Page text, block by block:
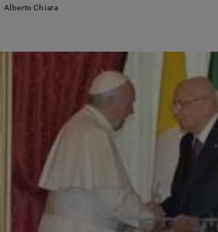
giorno
Alberto Chiara